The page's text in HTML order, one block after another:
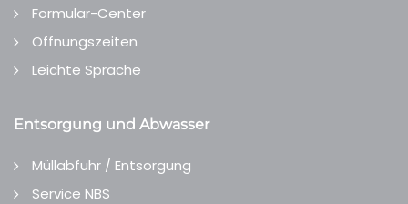
Formular-Center
Öffnungszeiten
Leichte Sprache
Entsorgung und Abwasser
Müllabfuhr / Entsorgung
Service NBS